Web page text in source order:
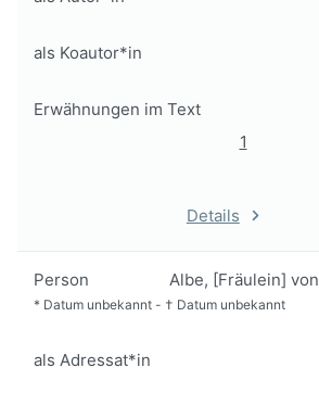
als Koautor*in
Erwähnungen im Text
1
Details
Person Albe, [Fräulein] von
* Datum unbekannt - † Datum unbekannt
als Adressat*in